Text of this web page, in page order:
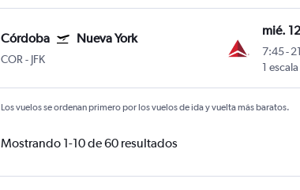
Córdoba Nueva York
COR - JFK
mié.
7:45-
1 escala
Los vuelos se ordenan primero por los vuelos de ida y vuelta más baratos.
Mostrando 1-10 de 60 resultados